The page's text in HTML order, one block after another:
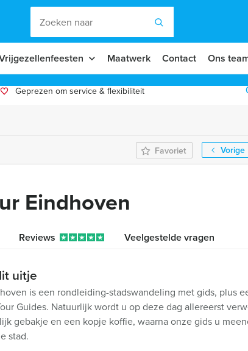
Maatwerk Contact Ons
Geprezen om service & flexibiliteit
Vorige
Favoriet
Eindhoven
Reviews Veelgestelde vragen
uitje
is een rondleiding-stadswandeling met gids, plus
Guides. Natuurlijk wordt u op deze dag allereerst
gebakje en een kopje koffie, waarna onze gids u
stad.